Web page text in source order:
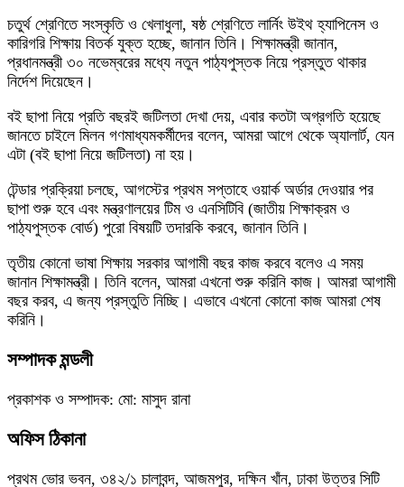
চতুর্থ শ্রেণিতে সংস্কৃতি ও খেলাধুলা, ষষ্ঠ শ্রেণিতে লার্নিং উইথ হ্যাপিনেস ও
কারিগরি শিক্ষায় বিতর্ক যুক্ত হচ্ছে, জানান তিনি। শিক্ষামন্ত্রী জানান,
প্রধানমন্ত্রী ৩০ নভেম্বরের মধ্যে নতুন পাঠ্যপুস্তক নিয়ে প্রস্তুত থাকার
নির্দেশ দিয়েছেন।
বই ছাপা নিয়ে প্রতি বছরই জটিলতা দেখা দেয়, এবার কতটা অগ্রগতি হয়েছে
জানতে চাইলে মিলন গণমাধ্যমকর্মীদের বলেন, আমরা আগে থেকে অ্যালার্ট, যেন
এটা (বই ছাপা নিয়ে জটিলতা) না হয়।
টেন্ডার প্রক্রিয়া চলছে, আগস্টের প্রথম সপ্তাহে ওয়ার্ক অর্ডার দেওয়ার পর
ছাপা শুরু হবে এবং মন্ত্রণালয়ের টিম ও এনসিটিবি (জাতীয় শিক্ষাক্রম ও
পাঠ্যপুস্তক বোর্ড) পুরো বিষয়টি তদারকি করবে, জানান তিনি।
তৃতীয় কোনো ভাষা শিক্ষায় সরকার আগামী বছর কাজ করবে বলেও এ সময়
জানান শিক্ষামন্ত্রী। তিনি বলেন, আমরা এখনো শুরু করিনি কাজ। আমরা আগামী
বছর করব, এ জন্য প্রস্তুতি নিচ্ছি। এভাবে এখনো কোনো কাজ আমরা শেষ
করিনি।
সম্পাদক মন্ডলী
প্রকাশক ও সম্পাদক: মো: মাসুদ রানা
অফিস ঠিকানা
প্রথম ভোর ভবন, ৩৪২/১ চালাবন্দ, আজমপুর, দক্ষিন খাঁন, ঢাকা উত্তর সিটি